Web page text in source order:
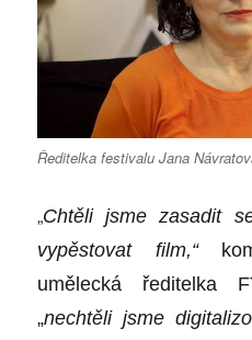
Ředitelka festivalu Jana
„Chtěli jsme zasadit
vypěstovat film,“
umělecká ředitelka
„nechtěli jsme